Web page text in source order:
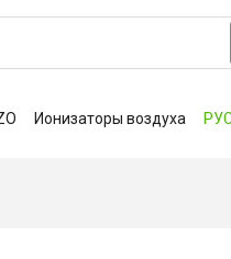
Ионизаторы воздуха